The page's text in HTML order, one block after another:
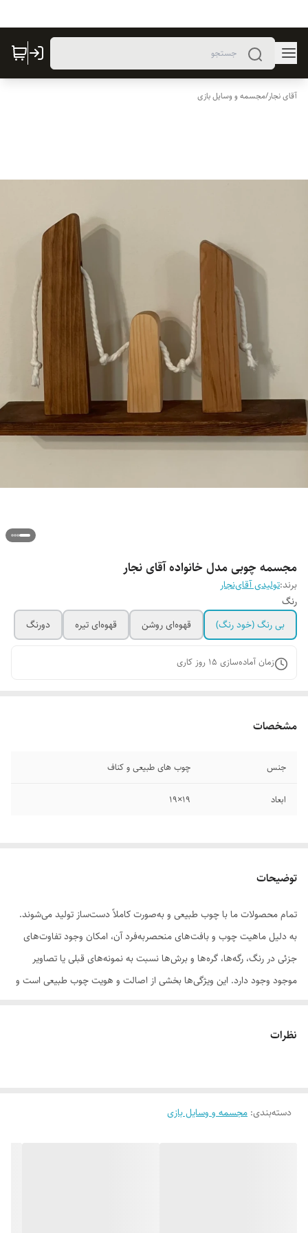
آقای نجار/مجسمه و وسایل بازی
مجسمه چوبی مدل خانواده آقای نجار
برند:تولیدی آقای‌نجار
رنگ
بی رنگ (خود رنگ)
قهوه‌ای روشن قهوه‌ای تیره دورنگ
زمان آماده‌سازی 15 روز کاری
مشخصات
جنس چوب های طبیعی و کناف
ابعاد ۱۹×۱۹
توضیحات
تمام محصولات ما با چوب طبیعی و به‌صورت کاملاً دست‌ساز تولید می‌شوند.
به دلیل ماهیت چوب و بافت‌های منحصر‌به‌فرد آن، امکان وجود تفاوت‌های
جزئی در رنگ، رگه‌ها، گره‌ها و برش‌ها نسبت به نمونه‌های قبلی یا تصاویر
موجود وجود دارد. این ویژگی‌ها بخشی از اصالت و هویت چوب طبیعی است و
سفارش به‌منزله‌ی پذیرش این موارد و آگاهی از ویژگی‌های طبیعی چوب هست
نظرات
دسته‌بندی: مجسمه و وسایل بازی